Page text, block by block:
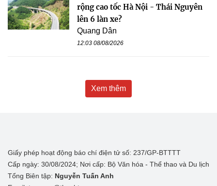
rộng cao tốc Hà Nội - Thái Nguyên
lên 6 làn xe?
Quang Dân
12:03 08/08/2026
Xem thêm
Giấy phép hoạt động báo chí điện tử số: 237/GP-BTTTT
Cấp ngày: 30/08/2024; Nơi cấp: Bộ Văn hóa - Thể thao và Du lịch
Tổng Biên tập: Nguyễn Tuấn Anh